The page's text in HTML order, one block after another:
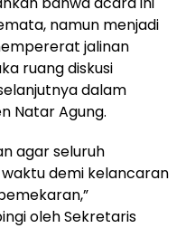
namun menjadi
jalinan
ruang diskusi
dalam
Natar Agung.
agar seluruh
demi kelancaran
oleh Sekretaris